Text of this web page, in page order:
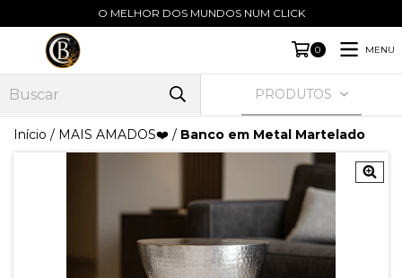
O MELHOR DOS MUNDOS NUM CLICK
0 MENU
PRODUTOS
Início / MAIS AMADOS❤️ / Banco em Metal Martelado